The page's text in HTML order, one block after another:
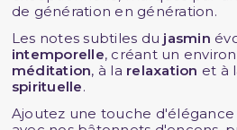
de génération en génération.
Les notes subtiles du jasmin
intemporelle, créant un
méditation, à la relaxation et à
spirituelle.
Ajoutez une touche